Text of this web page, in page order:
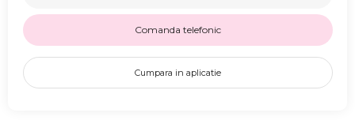
Comanda telefonic
Cumpara in aplicatie